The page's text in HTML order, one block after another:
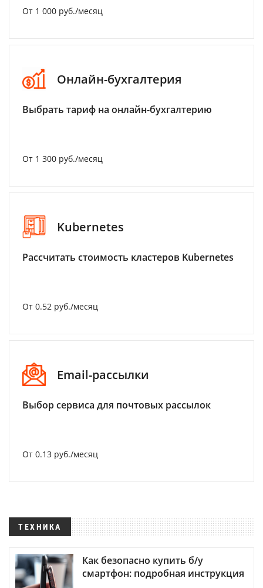
От 1 000 руб./месяц
Онлайн-бухгалтерия
Выбрать тариф на онлайн-бухгалтерию
От 1 300 руб./месяц
Kubernetes
Рассчитать стоимость кластеров Kubernetes
От 0.52 руб./месяц
Email-рассылки
Выбор сервиса для почтовых рассылок
От 0.13 руб./месяц
ТЕХНИКА
Как безопасно купить б/у
смартфон: подробная инструкция